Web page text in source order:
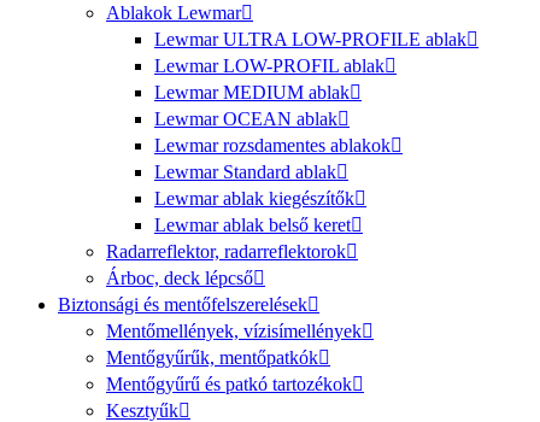
Ablakok Lewmar
Lewmar ULTRA LOW-PROFILE ablak
Lewmar LOW-PROFIL ablak
Lewmar MEDIUM ablak
Lewmar OCEAN ablak
Lewmar rozsdamentes ablakok
Lewmar Standard ablak
Lewmar ablak kiegészítők
Lewmar ablak belső keret
Radarreflektor, radarreflektorok
Árboc, deck lépcső
Biztonsági és mentőfelszerelések
Mentőmellények, vízisímellények
Mentőgyűrűk, mentőpatkók
Mentőgyűrű és patkó tartozékok
Kesztyűk